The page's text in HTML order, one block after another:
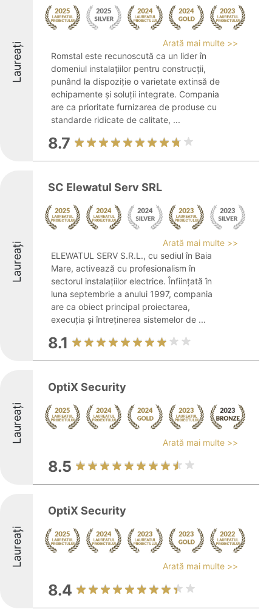
Laureați
Arată mai multe >>
Romstal este recunoscută ca un lider în
domeniul instalațiilor pentru construcții,
punând la dispoziție o varietate extinsă de
echipamente și soluții integrate. Compania
are ca prioritate furnizarea de produse cu
standarde ridicate de calitate, ...
8.7
Laureați
SC Elewatul Serv SRL
Arată mai multe >>
ELEWATUL SERV S.R.L., cu sediul în Baia
Mare, activează cu profesionalism în
sectorul instalațiilor electrice. Înființată în
luna septembrie a anului 1997, compania
are ca obiect principal proiectarea,
execuția și întreținerea sistemelor de ...
8.1
Laureați
OptiX Security
Arată mai multe >>
8.5
Laureați
OptiX Security
Arată mai multe >>
8.4